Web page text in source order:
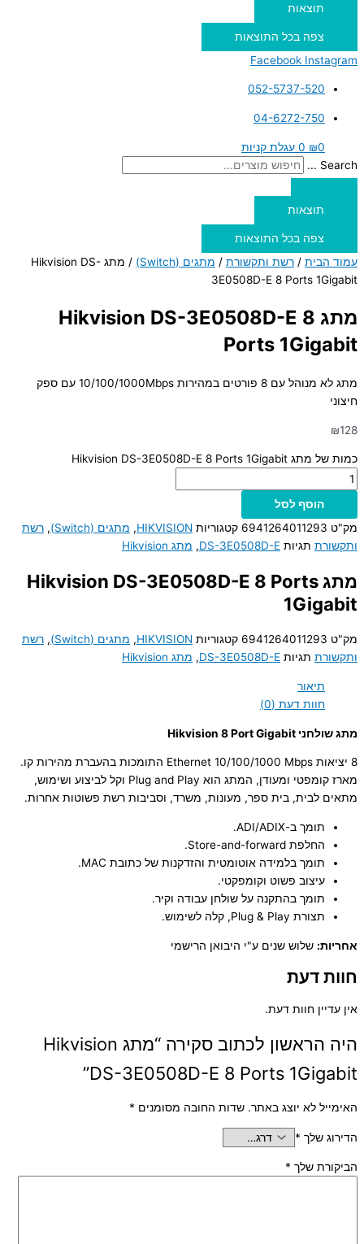
תוצאות
צפה בכל התוצאות
Facebook Instagram
052-5737-520
04-6272-750
₪0
0 עגלת קניות
Search ...
תוצאות
צפה בכל התוצאות
עמוד הבית / רשת ותקשורת / מתגים (Switch)
/ מתג Hikvision DS-
3E0508D-E 8 Ports 1Gigabit
מתג Hikvision DS-3E0508D-E 8
Ports 1Gigabit
מתג לא מנוהל עם 8 פורטים במהירות 10/100/1000Mbps עם ספק
חיצוני
₪128
כמות של מתג Hikvision DS-3E0508D-E 8 Ports 1Gigabit
הוסף לסל
מק"ט 6941264011293 קטגוריות HIKVISION
, מתגים (Switch) , רשת
ותקשורת תגיות DS-3E0508D-E
, מתג Hikvision
מתג Hikvision DS-3E0508D-E 8 Ports
1Gigabit
מק"ט 6941264011293 קטגוריות HIKVISION
, מתגים (Switch) , רשת
ותקשורת תגיות DS-3E0508D-E
, מתג Hikvision
תיאור
חוות דעת (0)
מתג שולחני Hikvision 8 Port Gigabit
8 יציאות Ethernet 10/100/1000 Mbps התומכות בהעברת מהירות קו.
מארז קומפטי ומעודן, המתג הוא Plug and Play וקל לביצוע ושימוש,
מתאים לבית, בית ספר, מעונות, משרד, וסביבות רשת פשוטות אחרות.
תומך ב-ADI/ADIX.
החלפת Store-and-forward.
תומך בלמידה אוטומטית והזדקנות של כתובת MAC.
עיצוב פשוט וקומפקטי.
תומך בהתקנה על שולחן עבודה וקיר.
תצורת Plug & Play, קלה לשימוש.
אחריות: שלוש שנים ע"י היבואן הרישמי
חוות דעת
אין עדיין חוות דעת.
היה הראשון לכתוב סקירה “מתג Hikvision
DS-3E0508D-E 8 Ports 1Gigabit”
האימייל לא יוצג באתר. שדות החובה מסומנים *
הדירוג שלך *
הביקורת שלך *